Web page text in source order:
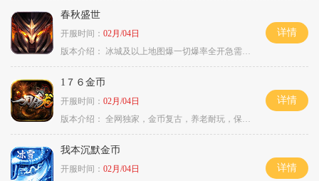
春秋盛世
开服时间： 02月/04日
版本介绍：
冰城及以上地图爆一切爆率全开急需材料
详情
1７６金币
开服时间： 02月/04日
版本介绍： 全网独家，金币复古，养老耐玩，保底回収
详情
我本沉默金币
开服时间： 02月/04日
详情